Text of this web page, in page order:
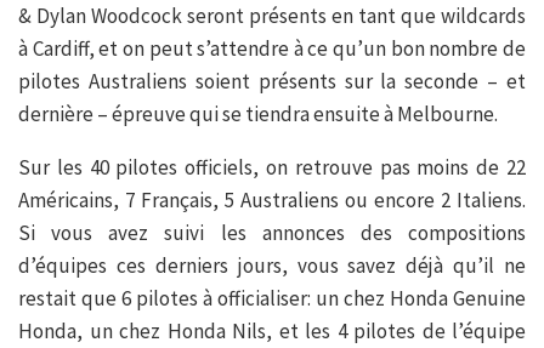
& Dylan Woodcock seront présents en tant que wildcards
à Cardiff, et on peut s’attendre à ce qu’un bon nombre de
pilotes Australiens soient présents sur la seconde – et
dernière – épreuve qui se tiendra ensuite à Melbourne.
Sur les 40 pilotes officiels, on retrouve pas moins de 22
Américains, 7 Français, 5 Australiens ou encore 2 Italiens.
Si vous avez suivi les annonces des compositions
d’équipes ces derniers jours, vous savez déjà qu’il ne
restait que 6 pilotes à officialiser: un chez Honda Genuine
Honda, un chez Honda Nils, et les 4 pilotes de l’équipe